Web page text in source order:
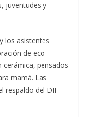
juventudes y
los asistentes
de eco
cerámica, pensados
mamá. Las
respaldo del DIF